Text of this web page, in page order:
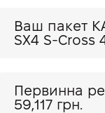
Ваш пакет КАСКО
SX4 S-Cross
Первинна
59,117 грн.